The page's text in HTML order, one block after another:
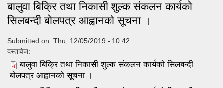
बालुवा बिक्रि तथा निकासी शुल्क संकलन कार्यको
सिलबन्दी बोलपत्र आह्वानको सूचना ।
Submitted on: Thu, 12/05/2019 - 10:42
दस्तावेज:
बालुवा बिक्रि तथा निकासी शुल्क संकलन कार्यको सिलबन्दी
बोलपत्र आह्वानको सूचना ।